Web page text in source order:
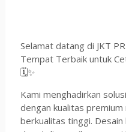
Selamat datang di JKT
Tempat Terbaik untuk
🗓✨
Kami menghadirkan
dengan kualitas
berkualitas tinggi.